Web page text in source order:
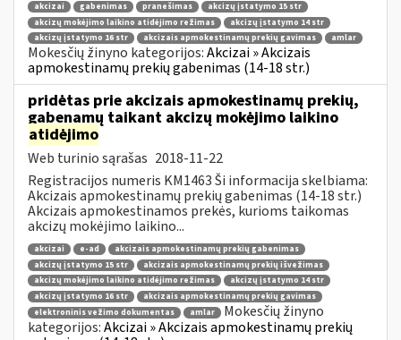
akcizai gabenimas pranešimas
akcizų įstatymo 15 str
akcizų mokėjimo laikino atidėjimo režimas
akcizų įstatymo 14 str
akcizų įstatymo 16 str
akcizais apmokestinamų prekių gavimas amlar
Mokesčių žinyno kategorijos:Akcizai » Akcizais
apmokestinamų prekių gabenimas (14-18 str.)
pridėtas prie akcizais apmokestinamų prekių,
gabenamų taikant akcizų mokėjimo laikino
atidėjimo
Web turinio sąrašas 2018-11-22
Registracijos numeris KM1463 Ši informacija skelbiama:
Akcizais apmokestinamų prekių gabenimas (14-18 str.)
Akcizais apmokestinamos prekės, kurioms taikomas
akcizų mokėjimo laikino...
akcizai e-ad
akcizais apmokestinamų prekių gabenimas
akcizų įstatymo 15 str
akcizais apmokestinamų prekių išvežimas
akcizų mokėjimo laikino atidėjimo režimas
akcizų įstatymo 14 str
akcizų įstatymo 16 str
akcizais apmokestinamų prekių gavimas
elektroninis vežimo dokumentas
amlar
Mokesčių žinyno
kategorijos:Akcizai » Akcizais apmokestinamų prekių